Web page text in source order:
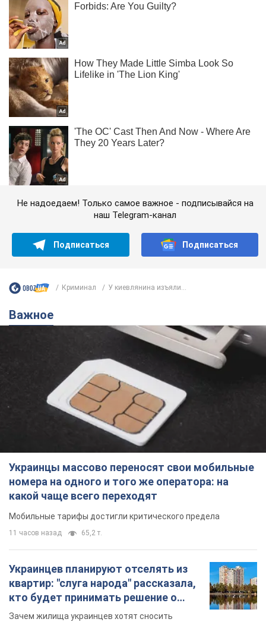
Не надоедаем! Только самое важное - подписывайся на
наш Telegram-канал
Подписаться Подписаться
Криминал У киевлянина изъяли...
Важное
Украинцы массово переносят свои мобильные
номера на одного и того же оператора: на
какой чаще всего переходят
Мобильные тарифы достигли критического предела
11 часов назад 65,2 т.
Украинцев планируют отселять из
квартир: "слуга народа" рассказала,
кто будет принимать решение о
сносе домов
Зачем жилища украинцев хотят сносить